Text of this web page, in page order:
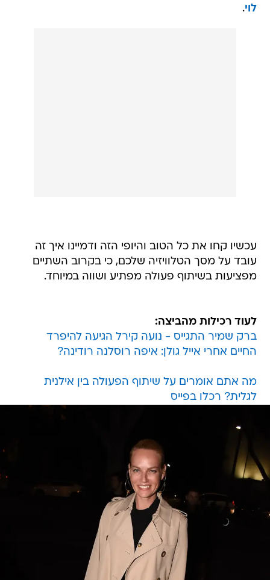
לוי.
עכשיו קחו את כל הטוב והיופי הזה ודמיינו איך זה
עובד על מסך הטלוויזיה שלכם, כי בקרוב השתיים
מפציעות בשיתוף פעולה מפתיע ושווה במיוחד.
לעוד רכילות מהביצה:
ברק שמיר התגייס - נועה קירל הגיעה להיפרד
החיים אחרי אייל גולן: איפה רוסלנה רודינה?
מה אתם אומרים על שיתוף הפעולה בין אילנית
לגלית? רכלו בפייס